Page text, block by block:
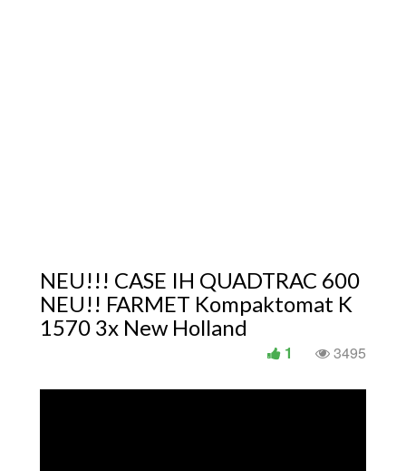
NEU!!! CASE IH QUADTRAC 600
NEU!! FARMET Kompaktomat K
1570 3x New Holland
3495
1